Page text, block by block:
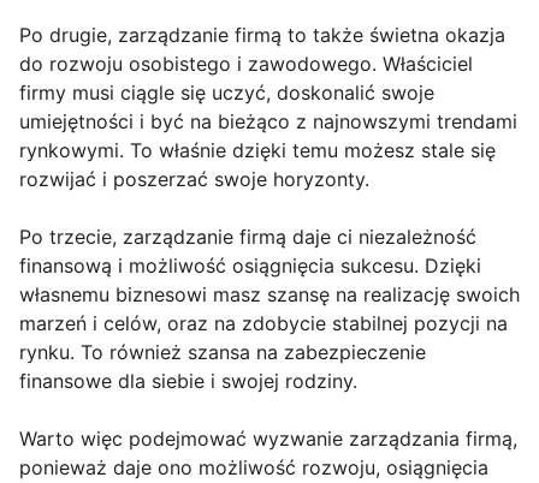
Po drugie, zarządzanie firmą to także świetna okazja
do rozwoju osobistego i zawodowego. Właściciel
firmy musi ciągle się uczyć, doskonalić swoje
umiejętności i być na bieżąco z najnowszymi trendami
rynkowymi. To właśnie dzięki temu możesz stale się
rozwijać i poszerzać swoje horyzonty.
Po trzecie, zarządzanie firmą daje ci niezależność
finansową i możliwość osiągnięcia sukcesu. Dzięki
własnemu biznesowi masz szansę na realizację swoich
marzeń i celów, oraz na zdobycie stabilnej pozycji na
rynku. To również szansa na zabezpieczenie
finansowe dla siebie i swojej rodziny.
Warto więc podejmować wyzwanie zarządzania firmą,
ponieważ daje ono możliwość rozwoju, osiągnięcia